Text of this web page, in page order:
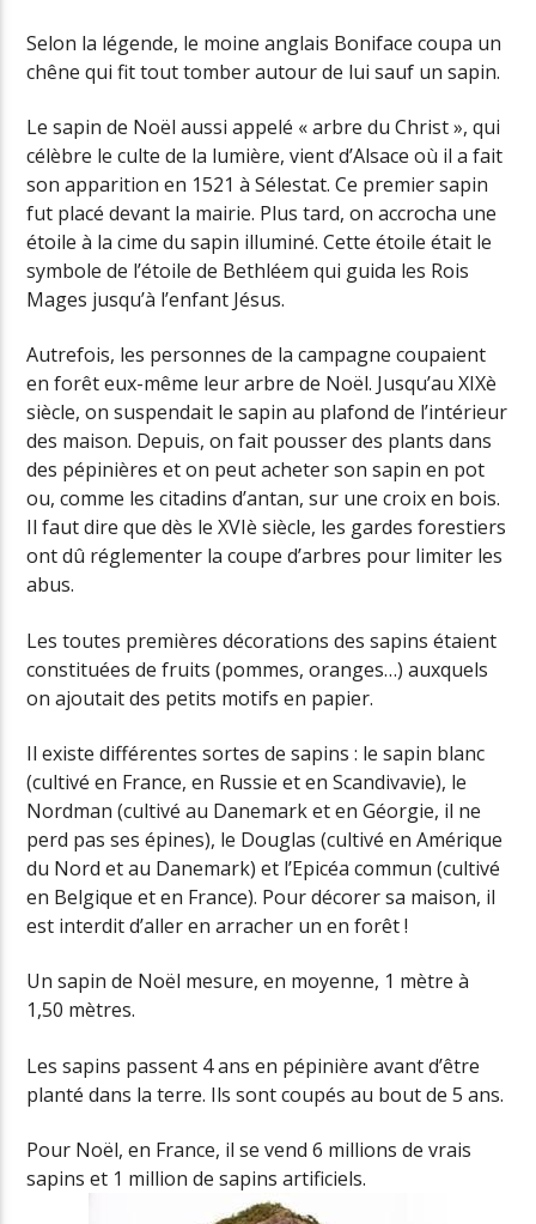
Selon la légende, le moine anglais Boniface coupa un
chêne qui fit tout tomber autour de lui sauf un sapin.
Le sapin de Noël aussi appelé « arbre du Christ », qui
célèbre le culte de la lumière, vient d’Alsace où il a fait
son apparition en 1521 à Sélestat. Ce premier sapin
fut placé devant la mairie. Plus tard, on accrocha une
étoile à la cime du sapin illuminé. Cette étoile était le
symbole de l’étoile de Bethléem qui guida les Rois
Mages jusqu’à l’enfant Jésus.
Autrefois, les personnes de la campagne coupaient
en forêt eux-même leur arbre de Noël. Jusqu’au XIXè
siècle, on suspendait le sapin au plafond de l’intérieur
des maison. Depuis, on fait pousser des plants dans
des pépinières et on peut acheter son sapin en pot
ou, comme les citadins d’antan, sur une croix en bois.
Il faut dire que dès le XVIè siècle, les gardes forestiers
ont dû réglementer la coupe d’arbres pour limiter les
abus.
Les toutes premières décorations des sapins étaient
constituées de fruits (pommes, oranges…) auxquels
on ajoutait des petits motifs en papier.
Il existe différentes sortes de sapins : le sapin blanc
(cultivé en France, en Russie et en Scandivavie), le
Nordman (cultivé au Danemark et en Géorgie, il ne
perd pas ses épines), le Douglas (cultivé en Amérique
du Nord et au Danemark) et l’Epicéa commun (cultivé
en Belgique et en France). Pour décorer sa maison, il
est interdit d’aller en arracher un en forêt !
Un sapin de Noël mesure, en moyenne, 1 mètre à
1,50 mètres.
Les sapins passent 4 ans en pépinière avant d’être
planté dans la terre. Ils sont coupés au bout de 5 ans.
Pour Noël, en France, il se vend 6 millions de vrais
sapins et 1 million de sapins artificiels.